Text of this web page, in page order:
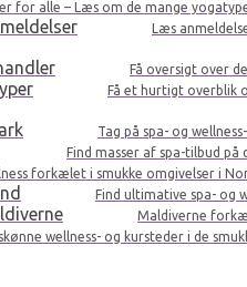
for alle – Læs om de mange
Læs
Få oversigt over
Få et hurtigt overblik
Tag på spa- og
Find masser af spa-tilbud
forkælet i smukke omgivelser i
Find ultimative spa- og
Maldiverne
wellness- og kursteder i de